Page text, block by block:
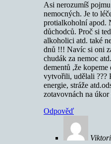
Asi nerozumíš
nemocných. Je to
protialkoholní apod.
důchodců. Proč si
alkoholici atd. také
dnů !!! Navíc si oni
chudák za nemoc
dementů ,že
vytvořili, udělali ???
energie, stráže
zotavovnách na
Odpověď